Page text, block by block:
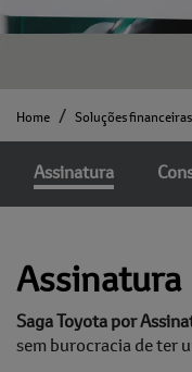
Home Soluções financeiras
Assinatura
Assinatura
Saga Toyota por
sem burocracia de ter